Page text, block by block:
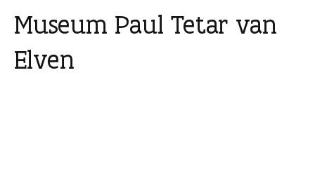
e
n
k
a
Museum Paul Tetar van
Elven